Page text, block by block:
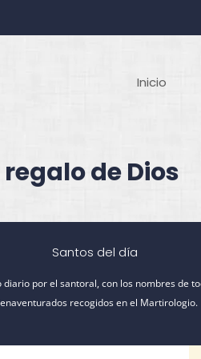
de Dios
Inicio
Santos del día
diario por el santoral, con los nombres de
recogidos en el Martirologio.